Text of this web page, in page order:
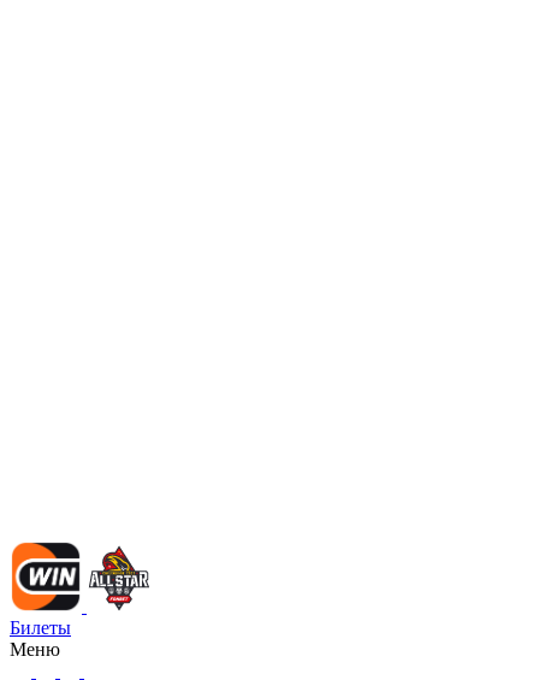
Билеты
Меню